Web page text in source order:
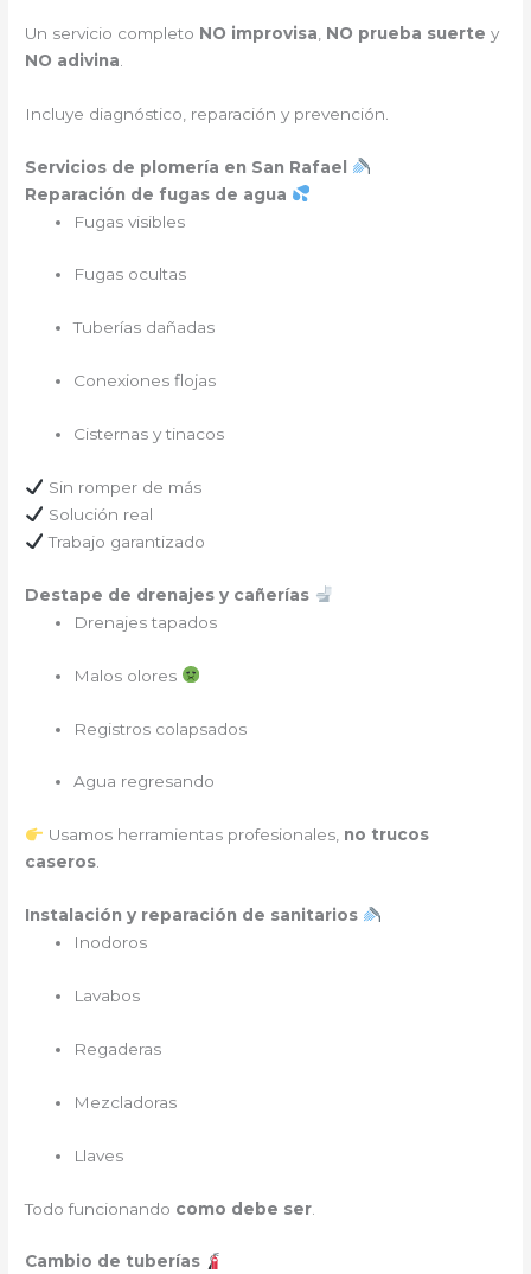
Un servicio completo NO improvisa NO prueba suerte y
NO adivina
Incluye diagnóstico, reparación y prevención.
Servicios de plomería en San Rafael
Reparación de fugas de agua
Fugas visibles
Fugas ocultas
Tuberías dañadas
Conexiones flojas
Cisternas y tinacos
Sin romper de más
Solución real
Trabajo garantizado
Destape de drenajes y cañerías
Drenajes tapados
Malos olores
Registros colapsados
Agua regresando
Usamos herramientas profesionales, no trucos
caseros.
Instalación y reparación de sanitarios
Inodoros
Lavabos
Regaderas
Mezcladoras
Llaves
Todo funcionando como debe ser
Cambio de tuberías